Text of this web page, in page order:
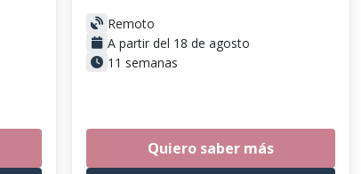
Remoto
A partir del 18 de agosto
11 semanas
Quiero saber más